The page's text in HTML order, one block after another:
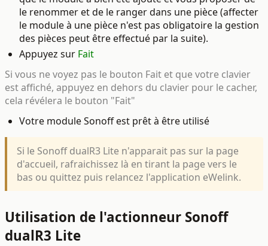
le renommer et de le ranger dans une pièce (affecter
le module à une pièce n'est pas obligatoire la gestion
des pièces peut être effectué par la suite).
Appuyez sur Fait
Si vous ne voyez pas le bouton Fait et que votre clavier
est affiché, appuyez en dehors du clavier pour le cacher,
cela révélera le bouton "Fait"
Votre module Sonoff est prêt à être utilisé
Si le Sonoff dualR3 Lite n'apparait pas sur la page
d'accueil, rafraichissez là en tirant la page vers le
bas ou quittez puis relancez l'application eWelink.
Utilisation de l'actionneur Sonoff
dualR3 Lite